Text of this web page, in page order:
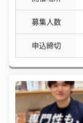
募集人数
申込締切